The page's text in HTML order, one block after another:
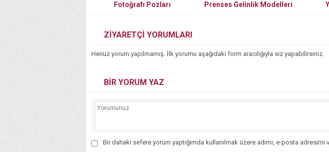
Fotoğrafı Pozları
Prenses Gelinlik Modelleri
ZİYARETÇİ YORUMLARI
Henüz yorum yapılmamış. İlk yorumu aşağıdaki form aracılığıyla siz yapabilirsiniz.
BİR YORUM YAZ
Bir dahaki sefere yorum yaptığımda kullanılmak üzere adımı, e-posta